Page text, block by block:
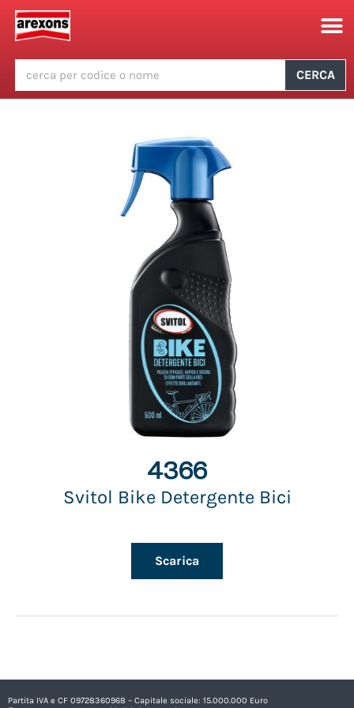
CERCA
4366
Svitol Bike Detergente Bici
Scarica
Partita IVA e CF 09728360968 – Capitale sociale: 15.000.000 Euro